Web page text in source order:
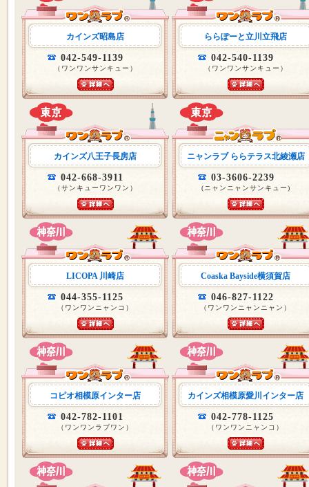
カインズ昭島店
042-549-1139
（ワンワンサンキュー）
ららぽーと立川立飛店
042-540-1139
（ワンワンサンキュー）
カインズ八王子長房店
042-668-3911
（サンキューワンワン）
ニャンラブ ららテラス北綾瀬店
03-3606-2239
(ニャンニャンサンキュー)
LICOPA 川崎店
044-355-1125
（ワンワンニャンコ）
Coaska Bayside横須賀店
046-827-1122
（ワンワンニャンニャン）
コピオ相模原インター店
042-782-1101
（ワンワンラブワン）
カインズ相模原愛川インター店
042-778-1125
（ワンワンニャンコ）